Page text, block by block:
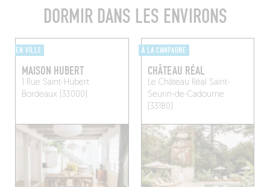
DORMIR DANS LES ENVIRONS
EN VILLE
MAISON HUBERT
1 Rue Saint-Hubert
Bordeaux (33000)
À LA CAMPAGNE
CHÂTEAU RÉAL
Le Château Réal Saint-
Seurin-de-Cadourne
(33180)